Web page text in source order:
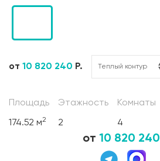
от 10 820 240 Р.
Площадь
174.52 м2
Этажность
2
Комнаты
4
от 10 820 240